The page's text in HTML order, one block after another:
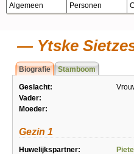
Algemeen Personen
Ytske
Biografie Stamboom
Geslacht:
Vader:
Moeder:
Gezin 1
Huwelijkspartner: